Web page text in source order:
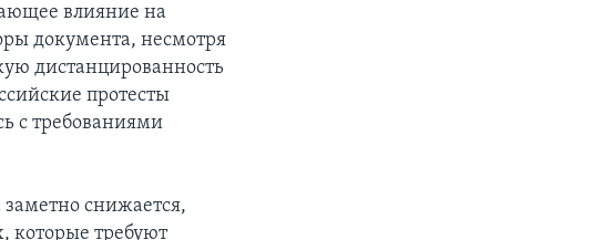
влияние на
документа, несмотря
дистанцированность
протесты
с требованиями
заметно снижается,
которые требуют